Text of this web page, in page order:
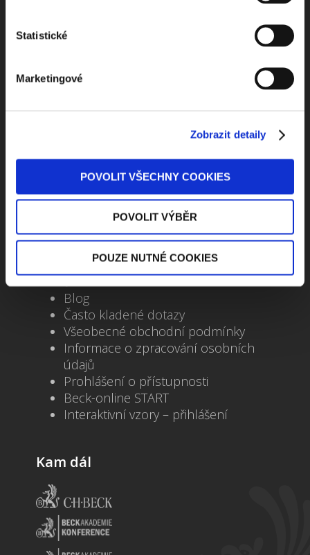
Statistické
Marketingové
Zobrazit detaily
POVOLIT VŠECHNY COOKIES
POVOLIT VÝBĚR
POUZE NUTNÉ COOKIES
Kontaktuje nás
beck-online@beck.cz
Důležité odkazy
Kontakty
Školení
Blog
Často kladené dotazy
Všeobecné obchodní podmínky
Informace o zpracování osobních
údajů
Prohlášení o přístupnosti
Beck-online START
Interaktivní vzory – přihlášení
Kam dál